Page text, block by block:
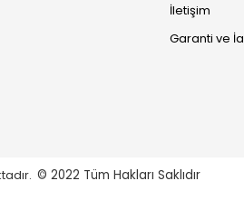
İletişim
Garanti ve
© 2022 Tüm Hakları Saklıdır